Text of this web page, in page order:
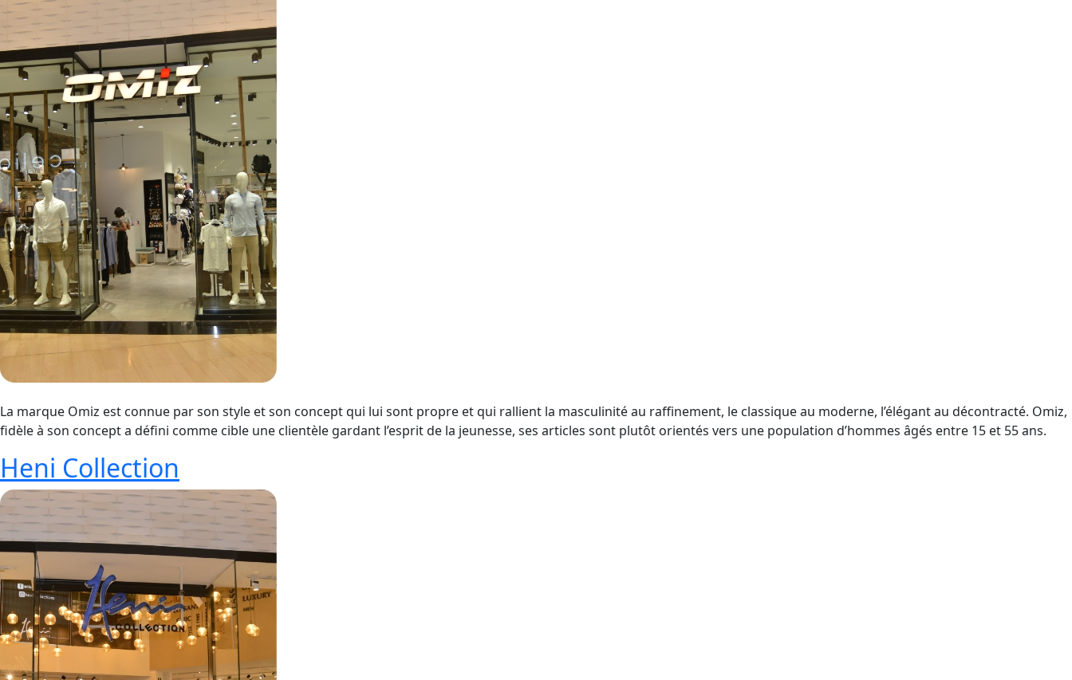
La marque Omiz est connue par son style et son concept qui lui sont propre et qui rallient la masculinité au raffinement, le classique au moderne, l’élégant au décontracté. Omiz,
fidèle à son concept a défini comme cible une clientèle gardant l’esprit de la jeunesse, ses articles sont plutôt orientés vers une population d’hommes âgés entre 15 et 55 ans.
Heni Collection